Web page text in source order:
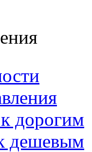
дорогим
дешевым